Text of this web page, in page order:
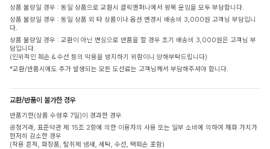
상품 불량일 경우 : 동일 상품으로 교환시 클릭앤퍼니에서 왕복 운임을 모두 부담합니다.
상품 불량일 경우 : 동일 상품 외 타 상품이나 옵션 변경시 배송비 3,000원 고객님 부담입니
다.
상품 불량일 경우 : 교환이 아닌 변심으로 반품을 할 경우 초기 배송비 3,000원은 고객님 부
담입니다.
(인위적인 훼손 & 수선 등의 악용을 방지하기 위함이니 양해부탁드립니다)
*교환/반품시에도 추가 발생되는 모든 도선료는 고객님께서 부담해주셔야 합니다.
교환/반품이 불가한 경우
반품기한(상품 수령후 7일)이 경과한 경우
공정거래, 표준약관 제 15조 2항에 의한 이용자의 사용 또는 일부 소비에 의하여 재화 가치가
현저히 감소한 경우
(착용 흔적, 화장품, 탈취제 냄새, 세탁, 수선, 택훼손 포함)